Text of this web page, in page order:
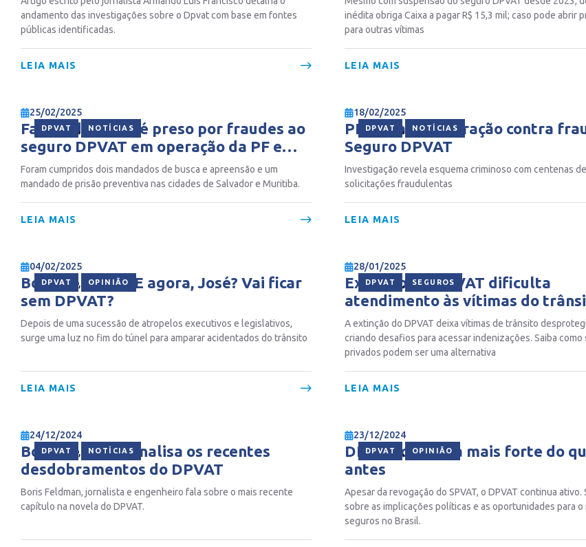
andamento das investigações sobre o Dpvat com base em fontes
públicas identificadas.
LEIA MAIS
inédita obriga Caixa a pagar R$ 15,3 mil; caso pode abrir
para outras vítimas
LEIA MAIS
DPVAT NOTÍCIAS
25/02/2025
Falso advogado é preso por fraudes ao
seguro DPVAT em operação da PF e
MP-BA
Foram cumpridos dois mandados de busca e apreensão e um
mandado de prisão preventiva nas cidades de Salvador e Muritiba.
LEIA MAIS
DPVAT , NOTÍCIAS
18/02/2025
PF deflagra operação contra
Seguro DPVAT
Investigação revela esquema criminoso com centenas de
solicitações fraudulentas
LEIA MAIS
DPVAT , OPINIÃO
04/02/2025
Boris Feldman: E agora, José? Vai ficar
sem DPVAT?
Depois de uma sucessão de atropelos executivos e legislativos,
surge uma luz no fim do túnel para amparar acidentados do trânsito
LEIA MAIS
DPVAT , SEGUROS
28/01/2025
Extinção do DPVAT dificulta
atendimento às vítimas do
A extinção do DPVAT deixa vítimas de trânsito
criando desafios para acessar indenizações. Saiba como
privados podem ser uma alternativa
LEIA MAIS
DPVAT , NOTÍCIAS
24/12/2024
Boris Feldman analisa os recentes
desdobramentos do DPVAT
Boris Feldman, jornalista e engenheiro fala sobre o mais recente
capítulo na novela do DPVAT.
DPVAT , OPINIÃO
23/12/2024
DPVAT continua mais forte do
antes
Apesar da revogação do SPVAT, o DPVAT continua ativo.
sobre as implicações políticas e as oportunidades para o
seguros no Brasil.